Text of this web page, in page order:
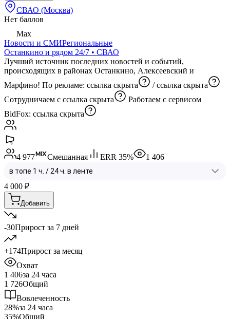
СВАО (Москва)
Нет баллов
Max
Новости и СМИРегиональные
Останкино и рядом 24/7 • СВАО
Лучший источник последних новостей и событий,
происходящих в районах Останкино, Алексеевский и
Марфино! По рекламе: ссылка скрыта /ссылка скрыта
Сотрудничаем с ссылка скрыта
Работаем с сервисом
BidFox: ссылка скрыта
4 977 Смешанная ERR 35% 1 406
4 000 ₽
Добавить
-30Прирост за 7 дней
+174Прирост за месяц
Охват
1 406за 24 часа
1 726Общий
Вовлеченность
28%за 24 часа
35%Общий